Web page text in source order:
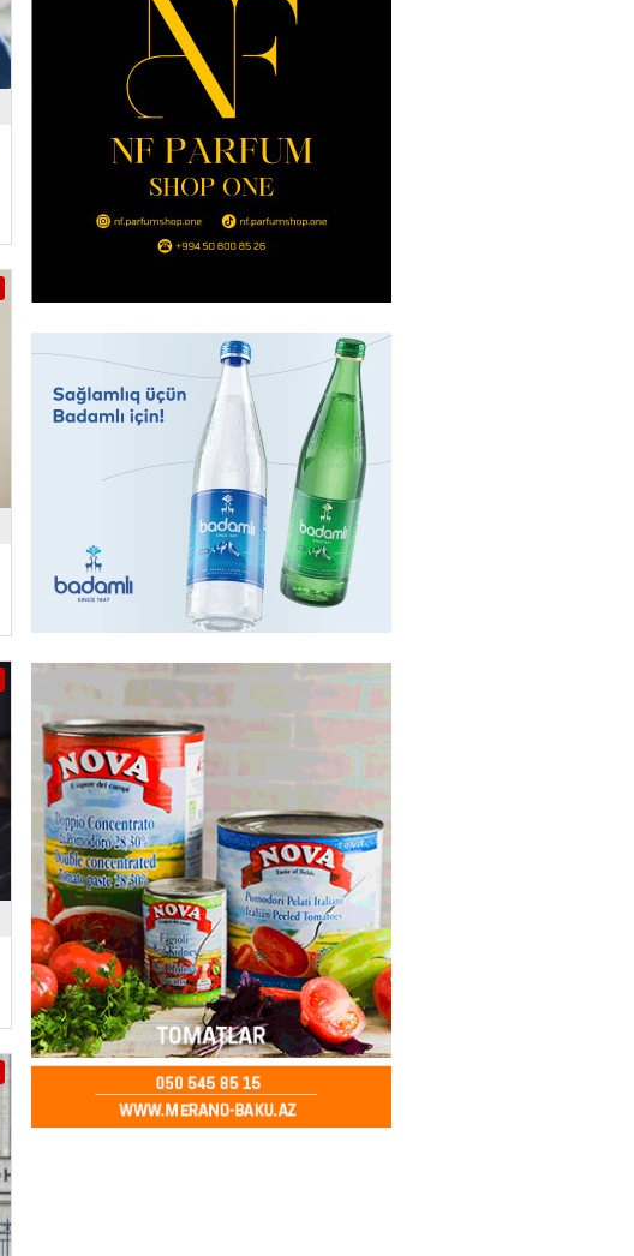
Türkiyə, Səudiyyə Ərəbistanı və
Pakistan arasında Məkkə müdafiə
sazişi imzalanıb
Tramp Ukraynaya bu silahı verməkdən
imtina etdi: ABŞ-ın özünün bu raketlərə
07.08.2026- 15:00 155
ÖZƏL
İki futbolçu İran millisindən İMTİNA
ETDİ:Bu ölkəni seçdilər
159
Azərbaycanda sabah 39 dərəcə isti
olacaq
07.08.2026- 14:30 153
Birbank Biznes-dən mikro biznes
kreditinə 5%-dək endirim
07.08.2026- 14:28 153
HADISƏ
Sumqayıtda avtomobil qaçıran və
çimərlikdə mobil telefon oğurlayan
şəxslər saxlanılıb
07.08.2026- 14:15 156
GÜNDƏM
Kartdan karta istədiyiniz qədər
köçürmə edə bilərsiniz – VİDEO
07.08.2026- 14:00 154
MANŞET